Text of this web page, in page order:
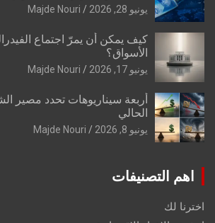
يونيو 28, 2026 Majde Nouri
كيف يمكن أن يمرّ اجتماع
الأسواق؟
يونيو 17, 2026 Majde Nouri
أربعة سيناريوهات تحدد مصير
الحالي
يونيو 8, 2026 Majde Nouri
اهم التصنيفات
اخترنا لك